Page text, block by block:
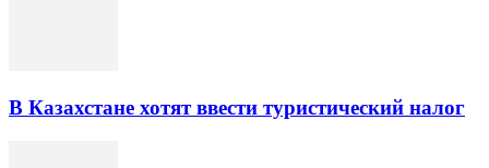
В Казахстане хотят ввести туристический налог